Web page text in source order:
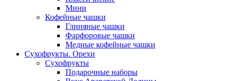
Мини
Кофейные чашки
Глиняные чашки
Фарфоровые чашки
Медные кофейные чашки
Сухофрукты. Орехи
Сухофрукты
Подарочные наборы